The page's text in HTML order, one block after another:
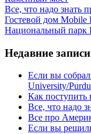
Все, что надо знать
Гостевой дом Mobile
Национальный парк
Недавние записи
Если вы
University/
Как поступить
Все, что надо
Все про
Если вы